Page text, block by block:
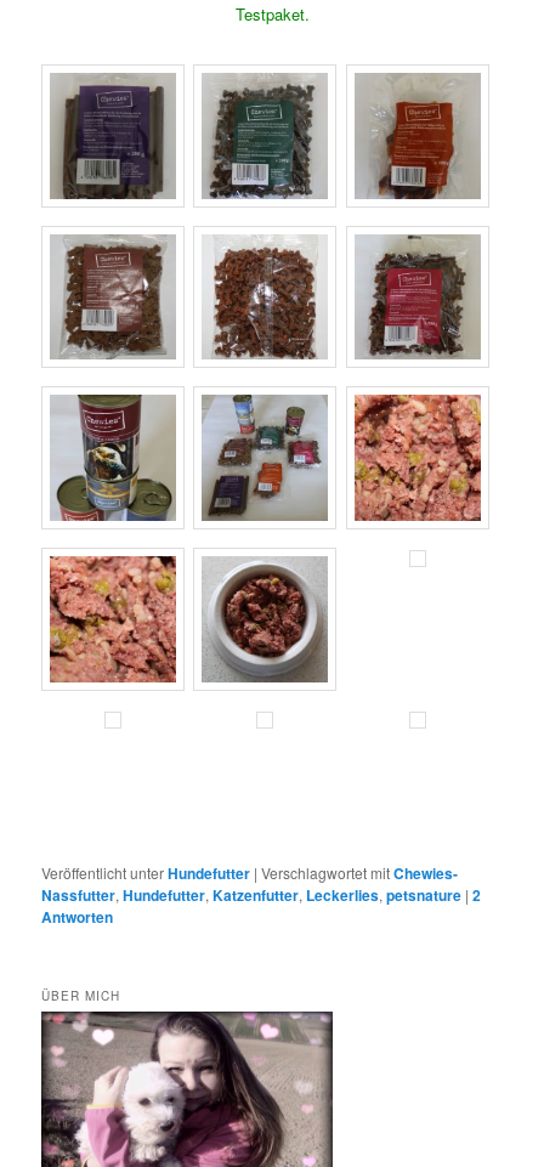
Testpaket.
Veröffentlicht unterHundefutter |Verschlagwortet mitChewies-
Nassfutter,Hundefutter,Katzenfutter, Leckerlies,petsnature |2
Antworten
ÜBER MICH